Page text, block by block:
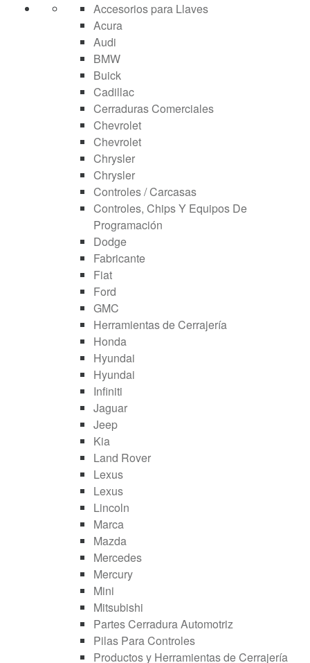
Accesorios para Llaves
Acura
Audi
BMW
Buick
Cadillac
Cerraduras Comerciales
Chevrolet
Chevrolet
Chrysler
Chrysler
Controles / Carcasas
Controles, Chips Y Equipos De
Programación
Dodge
Fabricante
Fiat
Ford
GMC
Herramientas de Cerrajería
Honda
Hyundai
Hyundai
Infiniti
Jaguar
Jeep
Kia
Land Rover
Lexus
Lexus
Lincoln
Marca
Mazda
Mercedes
Mercury
Mini
Mitsubishi
Partes Cerradura Automotriz
Pilas Para Controles
Productos y Herramientas de Cerrajería